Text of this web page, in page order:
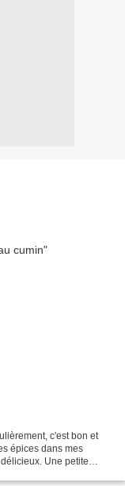
c'est bon et
épices dans mes
Une petite